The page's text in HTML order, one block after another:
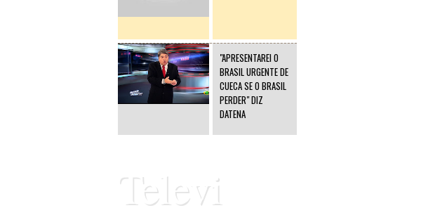
"APRESENTAREI O
BRASIL URGENTE DE
CUECA SE O BRASIL
PERDER" DIZ
DATENA
Televi